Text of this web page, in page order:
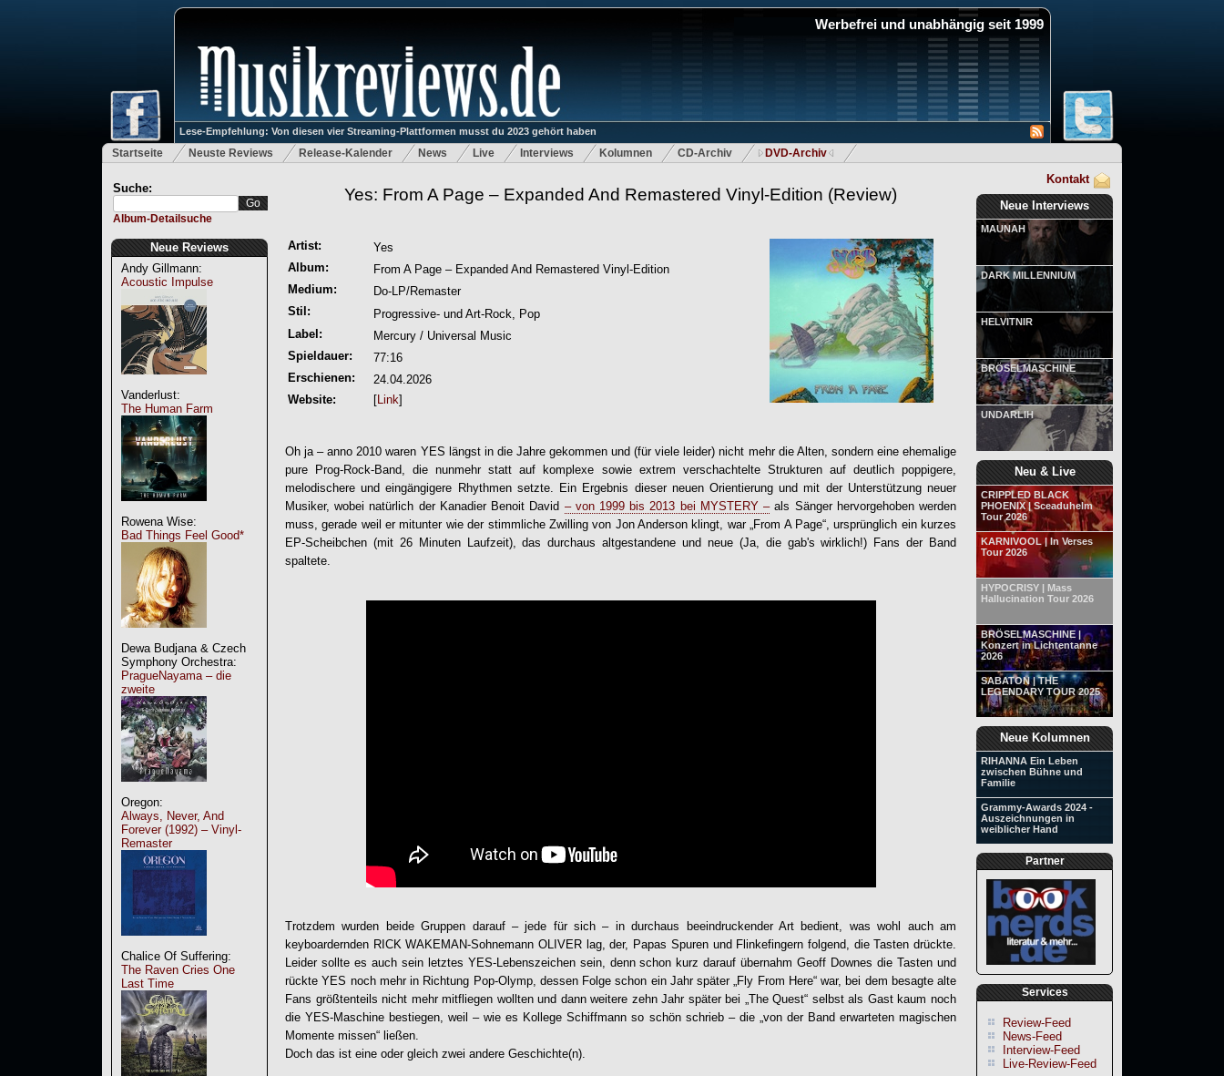
Werbefrei und unabhängig seit 1999
Lese-Empfehlung: Von diesen vier Streaming-Plattformen musst du 2023 gehört haben
Startseite Neuste Reviews Release-Kalender News Live Interviews Kolumnen CD-Archiv DVD-Archiv
Suche:
Album-Detailsuche
Neue Reviews
Andy Gillmann:
Acoustic Impulse
Vanderlust:
The Human Farm
Rowena Wise:
Bad Things Feel Good*
Dewa Budjana & Czech
Symphony Orchestra:
PragueNayama – die
zweite
Oregon:
Always, Never, And
Forever (1992) – Vinyl-
Remaster
Chalice Of Suffering:
The Raven Cries One
Last Time
Kontakt
Neue Interviews
MAUNAH
DARK MILLENNIUM
HELVITNIR
BRÖSELMASCHINE
UNDARLIH
Neu & Live
CRIPPLED BLACK
PHOENIX | Sceaduhelm
Tour 2026
KARNIVOOL | In Verses
Tour 2026
HYPOCRISY | Mass
Hallucination Tour 2026
BRÖSELMASCHINE |
Konzert in Lichtentanne
2026
SABATON | THE
LEGENDARY TOUR 2025
Neue Kolumnen
RIHANNA Ein Leben
zwischen Bühne und
Familie
Grammy-Awards 2024 -
Auszeichnungen in
weiblicher Hand
Partner
Services
Review-Feed
News-Feed
Interview-Feed
Live-Review-Feed
Yes: From A Page – Expanded And Remastered Vinyl-Edition (Review)
Artist:
Yes
Album:
From A Page – Expanded And Remastered Vinyl-Edition
Medium:
Do-LP/Remaster
Stil:
Progressive- und Art-Rock, Pop
Label:
Mercury / Universal Music
Spieldauer:
77:16
Erschienen:
24.04.2026
Website:
[Link]
Oh ja – anno 2010 waren YES längst in die Jahre gekommen und (für viele leider) nicht mehr die Alten, sondern eine ehemalige
pure Prog-Rock-Band, die nunmehr statt auf komplexe sowie extrem verschachtelte Strukturen auf deutlich poppigere,
melodischere und eingängigere Rhythmen setzte. Ein Ergebnis dieser neuen Orientierung und mit der Unterstützung neuer
Musiker, wobei natürlich der Kanadier Benoit David – von 1999 bis 2013 bei MYSTERY –als Sänger hervorgehoben werden
muss, gerade weil er mitunter wie der stimmliche Zwilling von Jon Anderson klingt, war „From A Page“, ursprünglich ein kurzes
EP-Scheibchen (mit 26 Minuten Laufzeit), das durchaus altgestandene und neue (Ja, die gab's wirklich!) Fans der Band
spaltete.
Trotzdem wurden beide Gruppen darauf – jede für sich – in durchaus beeindruckender Art bedient, was wohl auch am
keyboardernden RICK WAKEMAN-Sohnemann OLIVER lag, der, Papas Spuren und Flinkefingern folgend, die Tasten drückte.
Leider sollte es auch sein letztes YES-Lebenszeichen sein, denn schon kurz darauf übernahm Geoff Downes die Tasten und
rückte YES noch mehr in Richtung Pop-Olymp, dessen Folge schon ein Jahr später „Fly From Here“ war, bei dem besagte alte
Fans größtenteils nicht mehr mitfliegen wollten und dann weitere zehn Jahr später bei „The Quest“ selbst als Gast kaum noch
die YES-Maschine bestiegen, weil – wie es Kollege Schiffmann so schön schrieb – die „von der Band erwarteten magischen
Momente missen“ ließen.
Doch das ist eine oder gleich zwei andere Geschichte(n).